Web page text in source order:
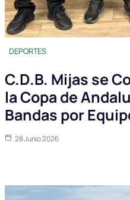
DEPORTES
C.D.B. Mijas se
la Copa de
Bandas por
28 Junio 2026